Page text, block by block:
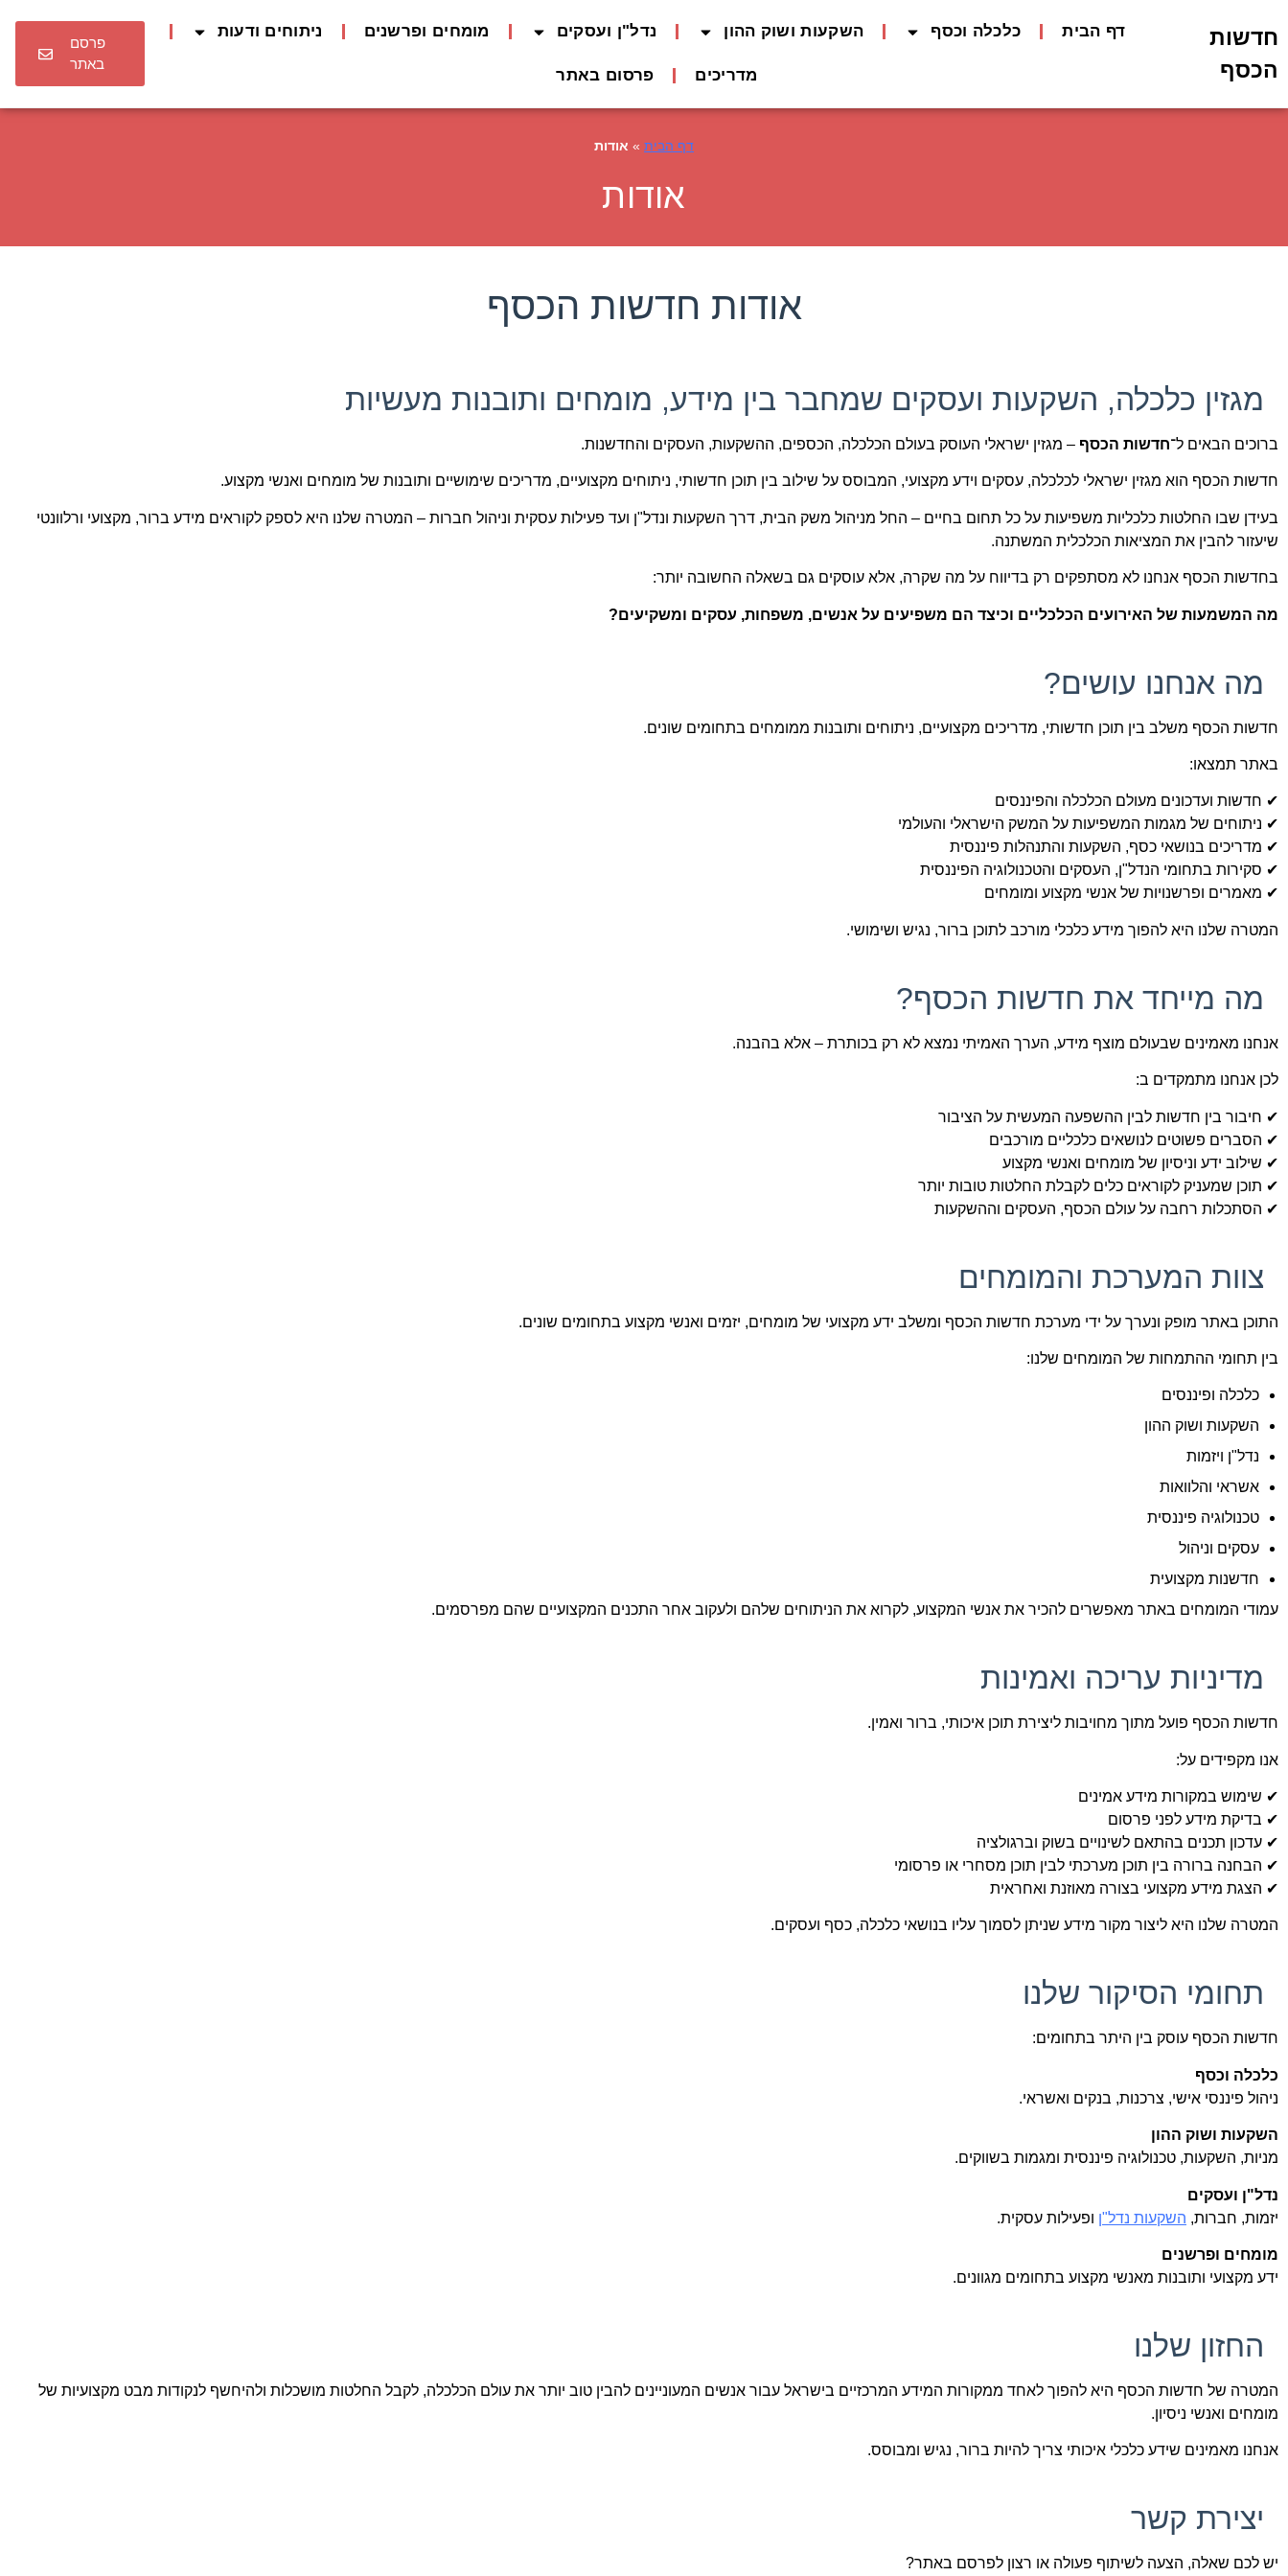
חדשות
הכסף
דף הבית כלכלה וכסף השקעות ושוק ההון נדל"ן ועסקים מומחים ופרשנים ניתוחים ודעות
מדריכים פרסום באתר
פרסם
באתר
דף הבית » אודות
אודות
אודות חדשות הכסף
מגזין כלכלה, השקעות ועסקים שמחבר בין מידע, מומחים ותובנות מעשיות
ברוכים הבאים ל־חדשות הכסף – מגזין ישראלי העוסק בעולם הכלכלה, הכספים, ההשקעות, העסקים והחדשנות.
חדשות הכסף הוא מגזין ישראלי לכלכלה, עסקים וידע מקצועי, המבוסס על שילוב בין תוכן חדשותי, ניתוחים מקצועיים, מדריכים שימושיים ותובנות של מומחים ואנשי מקצוע.
בעידן שבו החלטות כלכליות משפיעות על כל תחום בחיים – החל מניהול משק הבית, דרך השקעות ונדל"ן ועד פעילות עסקית וניהול חברות – המטרה שלנו היא לספק לקוראים מידע ברור, מקצועי ורלוונטי
שיעזור להבין את המציאות הכלכלית המשתנה.
בחדשות הכסף אנחנו לא מסתפקים רק בדיווח על מה שקרה, אלא עוסקים גם בשאלה החשובה יותר:
מה המשמעות של האירועים הכלכליים וכיצד הם משפיעים על אנשים, משפחות, עסקים ומשקיעים?
מה אנחנו עושים?
חדשות הכסף משלב בין תוכן חדשותי, מדריכים מקצועיים, ניתוחים ותובנות ממומחים בתחומים שונים.
באתר תמצאו:
✔ חדשות ועדכונים מעולם הכלכלה והפיננסים
✔ ניתוחים של מגמות המשפיעות על המשק הישראלי והעולמי
✔ מדריכים בנושאי כסף, השקעות והתנהלות פיננסית
✔ סקירות בתחומי הנדל"ן, העסקים והטכנולוגיה הפיננסית
✔ מאמרים ופרשנויות של אנשי מקצוע ומומחים
המטרה שלנו היא להפוך מידע כלכלי מורכב לתוכן ברור, נגיש ושימושי.
מה מייחד את חדשות הכסף?
אנחנו מאמינים שבעולם מוצף מידע, הערך האמיתי נמצא לא רק בכותרת – אלא בהבנה.
לכן אנחנו מתמקדים ב:
✔ חיבור בין חדשות לבין ההשפעה המעשית על הציבור
✔ הסברים פשוטים לנושאים כלכליים מורכבים
✔ שילוב ידע וניסיון של מומחים ואנשי מקצוע
✔ תוכן שמעניק לקוראים כלים לקבלת החלטות טובות יותר
✔ הסתכלות רחבה על עולם הכסף, העסקים וההשקעות
צוות המערכת והמומחים
התוכן באתר מופק ונערך על ידי מערכת חדשות הכסף ומשלב ידע מקצועי של מומחים, יזמים ואנשי מקצוע בתחומים שונים.
בין תחומי ההתמחות של המומחים שלנו:
כלכלה ופיננסים
השקעות ושוק ההון
נדל"ן ויזמות
אשראי והלוואות
טכנולוגיה פיננסית
עסקים וניהול
חדשנות מקצועית
עמודי המומחים באתר מאפשרים להכיר את אנשי המקצוע, לקרוא את הניתוחים שלהם ולעקוב אחר התכנים המקצועיים שהם מפרסמים.
מדיניות עריכה ואמינות
חדשות הכסף פועל מתוך מחויבות ליצירת תוכן איכותי, ברור ואמין.
אנו מקפידים על:
✔ שימוש במקורות מידע אמינים
✔ בדיקת מידע לפני פרסום
✔ עדכון תכנים בהתאם לשינויים בשוק וברגולציה
✔ הבחנה ברורה בין תוכן מערכתי לבין תוכן מסחרי או פרסומי
✔ הצגת מידע מקצועי בצורה מאוזנת ואחראית
המטרה שלנו היא ליצור מקור מידע שניתן לסמוך עליו בנושאי כלכלה, כסף ועסקים.
תחומי הסיקור שלנו
חדשות הכסף עוסק בין היתר בתחומים:
כלכלה וכסף
ניהול פיננסי אישי, צרכנות, בנקים ואשראי.
השקעות ושוק ההון
מניות, השקעות, טכנולוגיה פיננסית ומגמות בשווקים.
נדל"ן ועסקים
יזמות, חברות, השקעות נדל"ן ופעילות עסקית.
מומחים ופרשנים
ידע מקצועי ותובנות מאנשי מקצוע בתחומים מגוונים.
החזון שלנו
המטרה של חדשות הכסף היא להפוך לאחד ממקורות המידע המרכזיים בישראל עבור אנשים המעוניינים להבין טוב יותר את עולם הכלכלה, לקבל החלטות מושכלות ולהיחשף לנקודות מבט מקצועיות של
מומחים ואנשי ניסיון.
אנחנו מאמינים שידע כלכלי איכותי צריך להיות ברור, נגיש ומבוסס.
יצירת קשר
יש לכם שאלה, הצעה לשיתוף פעולה או רצון לפרסם באתר?